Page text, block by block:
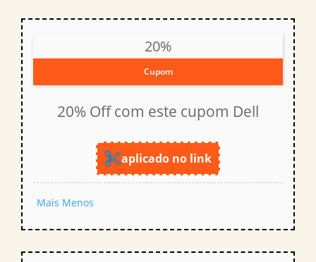
20%
Cupom
20% Off com este cupom Dell
aplicado no link
Mais Menos